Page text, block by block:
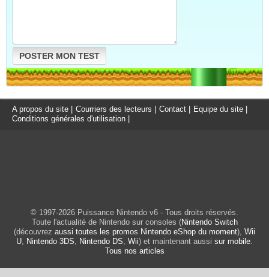
POSTER MON TEST
A propos du site Courriers des lecteurs Contact Equipe du site
Conditions générales d'utilisation
© 1997-2026 Puissance Nintendo v6 - Tous droits réservés.
Toute l'actualité de Nintendo sur consoles (Nintendo Switch
(découvrez aussi toutes les promos Nintendo eShop du moment), Wii
U, Nintendo 3DS, Nintendo DS, Wii) et maintenant aussi sur mobile.
Tous nos articles